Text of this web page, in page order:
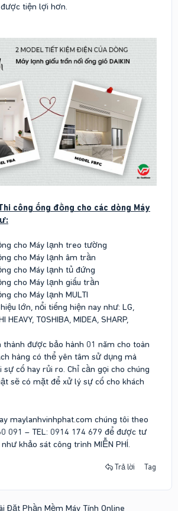
tiện lợi hơn.
công ống đồng cho các dòng Máy
cho Máy lạnh treo tường
cho Máy lạnh âm trần
cho Máy lạnh tủ đứng
cho Máy lạnh giấu trần
cho Máy lạnh MULTI
lớn, nổi tiếng hiện nay như: LG,
HEAVY, TOSHIBA, MIDEA, SHARP,
thành được bảo hành 01 năm cho toàn
hàng có thể yên tâm sử dụng mà
sự cố hay rủi ro. Chỉ cần gọi cho chúng
sẽ có mặt để xử lý sự cố cho khách
maylanhvinhphat.com chúng tôi theo
091 – TEL: 0914 174 679 để được tư
khảo sát công trình MIỄN PHÍ.
Trả lời Tag
Đặt Phần Mềm Máy Tính Online